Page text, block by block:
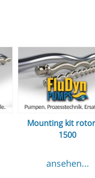
Mounting kit
1500
ansehen...